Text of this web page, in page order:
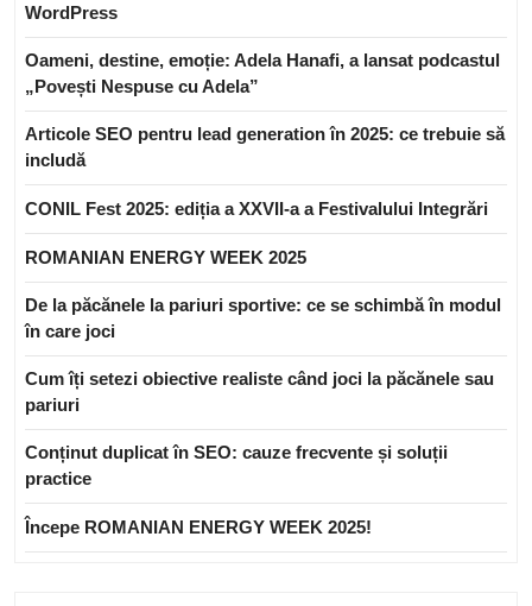
WordPress
Oameni, destine, emoție: Adela Hanafi, a lansat podcastul
„Povești Nespuse cu Adela”
Articole SEO pentru lead generation în 2025: ce trebuie să
includă
CONIL Fest 2025: ediția a XXVII-a a Festivalului Integrări
ROMANIAN ENERGY WEEK 2025
De la păcănele la pariuri sportive: ce se schimbă în modul
în care joci
Cum îți setezi obiective realiste când joci la păcănele sau
pariuri
Conținut duplicat în SEO: cauze frecvente și soluții
practice
Începe ROMANIAN ENERGY WEEK 2025!